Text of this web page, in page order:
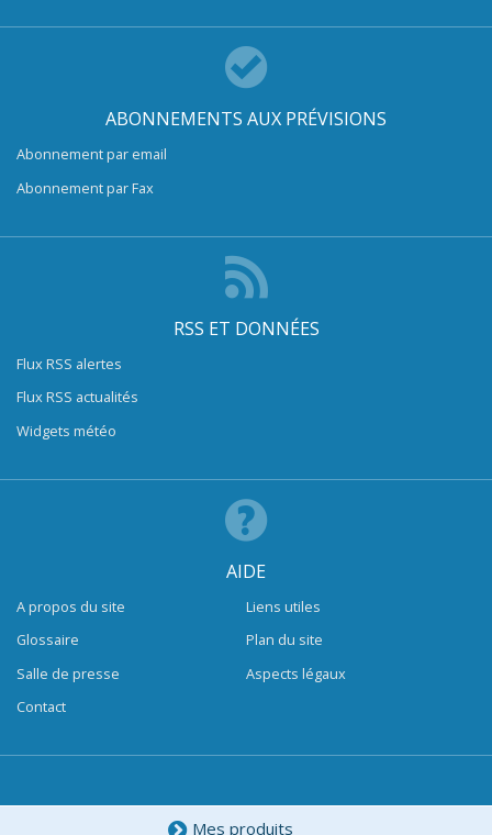
ABONNEMENTS AUX PRÉVISIONS
Abonnement par email
Abonnement par Fax
RSS ET DONNÉES
Flux RSS alertes
Flux RSS actualités
Widgets météo
AIDE
A propos du site
Glossaire
Salle de presse
Contact
Liens utiles
Plan du site
Aspects légaux
Mes produits